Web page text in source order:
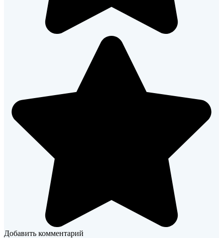
Добавить комментарий